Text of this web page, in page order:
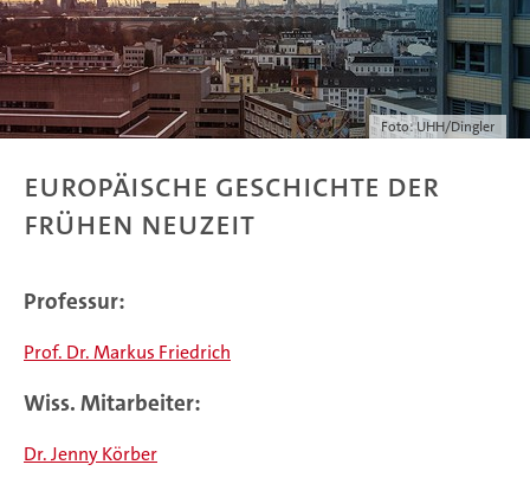
Foto: UHH/Dingler
Europäische Geschichte der
Frühen Neuzeit
Professur:
Prof. Dr. Markus Friedrich
Wiss. Mitarbeiter:
Dr. Jenny Körber